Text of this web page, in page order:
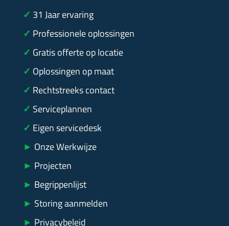
✓ 31 Jaar ervaring
✓ Professionele oplossingen
✓ Gratis offerte op locatie
✓ Oplossingen op maat
✓ Rechtstreeks contact
✓ Serviceplannen
✓ Eigen servicedesk
► Onze Werkwijze
► Projecten
► Begrippenlijst
► Storing aanmelden
► Privacybeleid